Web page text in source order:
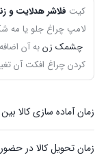
کیت فلاشر هدلایت و
لامپ چراغ جلو یا
چشمک زنبه آن
کردن چراغ افکت آن
زمان آماده سازی کالا بین 1 الی 3 روزه کاری
زمان تحویل کالا در